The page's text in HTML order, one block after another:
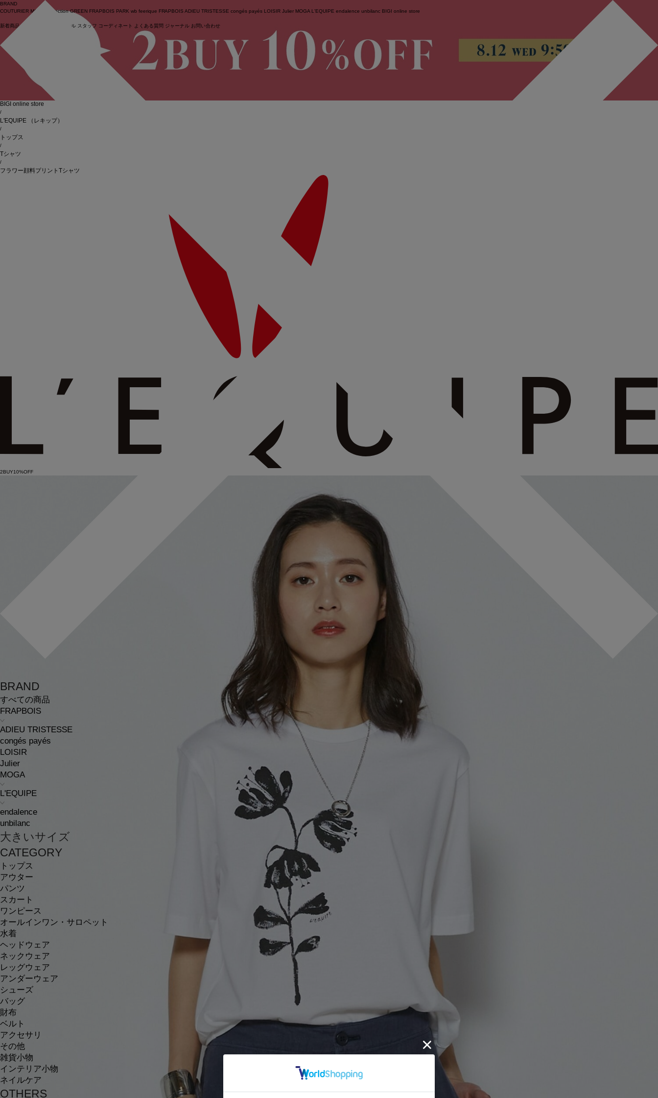
ログイン
BRAND
COUTURIER MOGA Collection GREEN FRAPBOIS PARK wb feerique FRAPBOIS ADIEU TRISTESSE congés payés LOISIR Julier MOGA L'EQUIPE endalence unbilanc BIGI online store
新着商品 (ライブ) セール スタッフ コーディネート よくある質問 ジャーナル お問い合わせ
BRAND
すべての商品
FRAPBOIS
ADIEU TRISTESSE
congés payés
LOISIR
Julier
MOGA
L'EQUIPE
endalence
unbilanc
大きいサイズ
CATEGORY
トップス
アウター
パンツ
スカート
ワンピース
オールインワン・サロペット
水着
ヘッドウェア
ネックウェア
レッグウェア
アンダーウェア
シューズ
バッグ
財布
ベルト
アクセサリ
その他
雑貨小物
インテリア小物
ネイルケア
OTHERS
BIGI online store
/
L'EQUIPE （レキップ）
/
トップス
/
Tシャツ
/
フラワー顔料プリントTシャツ
2BUY10%OFF